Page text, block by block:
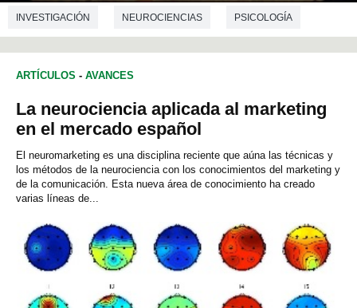
INVESTIGACIÓN NEUROCIENCIAS PSICOLOGÍA
ARTÍCULOS - AVANCES
La neurociencia aplicada al marketing
en el mercado español
El neuromarketing es una disciplina reciente que aúna las técnicas y
los métodos de la neurociencia con los conocimientos del marketing y
de la comunicación. Esta nueva área de conocimiento ha creado
varias líneas de...